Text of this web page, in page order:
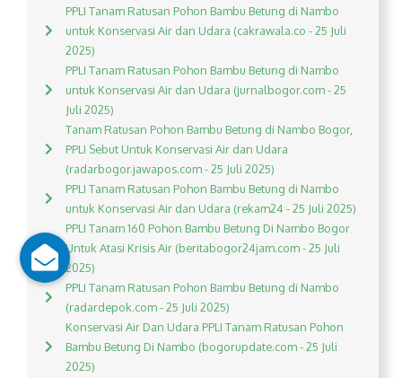
PPLI Tanam Ratusan Pohon Bambu Betung di Nambo
untuk Konservasi Air dan Udara (cakrawala.co - 25 Juli
2025)
PPLI Tanam Ratusan Pohon Bambu Betung di Nambo
untuk Konservasi Air dan Udara (jurnalbogor.com - 25
Juli 2025)
Tanam Ratusan Pohon Bambu Betung di Nambo Bogor,
PPLI Sebut Untuk Konservasi Air dan Udara
(radarbogor.jawapos.com - 25 Juli 2025)
PPLI Tanam Ratusan Pohon Bambu Betung di Nambo
untuk Konservasi Air dan Udara (rekam24 - 25 Juli 2025)
PPLI Tanam 160 Pohon Bambu Betung Di Nambo Bogor
Untuk Atasi Krisis Air (beritabogor24jam.com - 25 Juli
2025)
PPLI Tanam Ratusan Pohon Bambu Betung di Nambo
(radardepok.com - 25 Juli 2025)
Konservasi Air Dan Udara PPLI Tanam Ratusan Pohon
Bambu Betung Di Nambo (bogorupdate.com - 25 Juli
2025)